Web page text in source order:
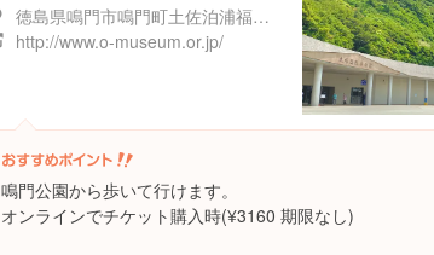
徳島県鳴門市鳴門町土佐泊浦福池６５-１
http://www.o-museum.or.jp/
鳴門公園から歩いて行けます。
オンラインでチケット購入時(¥3160 期限なし)